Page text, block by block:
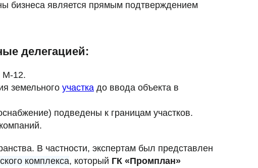
бизнеса является прямым подтверждением
делегацией:
М-12.
земельного участка до ввода объекта в
подведены к границам участков.
В частности, экспертам был представлен
комплекса, который ГК «Промплан»